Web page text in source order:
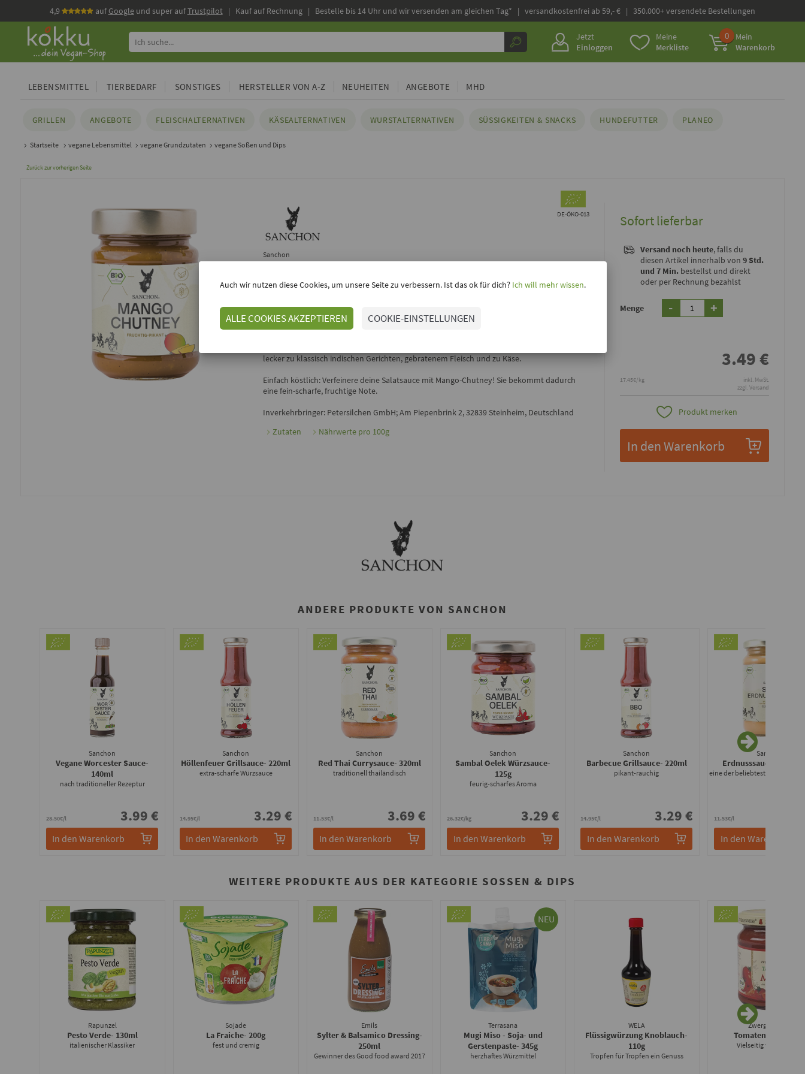
4,9 aufGoogleund super aufTrustpilot| Kauf auf Rechnung | Bestelle bis 14 Uhr und wir versenden am gleichen Tag* | versandkostenfrei ab 59,- € | 350.000+ versendete Bestellungen
Jetzt
Einloggen
Meine
Merkliste
0
Mein
Warenkorb
LEBENSMITTEL TIERBEDARF SONSTIGES HERSTELLER VON A-Z NEUHEITEN ANGEBOTE MHD
GRILLEN ANGEBOTE FLEISCHALTERNATIVEN KÄSEALTERNATIVEN WURSTALTERNATIVEN SÜSSIGKEITEN & SNACKS HUNDEFUTTER PLANEO
Startseite vegane Lebensmittel vegane Grundzutaten vegane Soßen und Dips
Zurück zur vorherigen Seite
DE-ÖKO-013
Sanchon
SANCHON - MANGO CHUTNEY
lecker zu klassisch indischen Gerichten, gebratenem Fleisch und zu Käse.
Einfach köstlich: Verfeinere deine Salatsauce mit Mango-Chutney! Sie bekommt dadurch
eine fein-scharfe, fruchtige Note.
Inverkehrbringer: Petersilchen GmbH; Am Piepenbrink 2, 32839 Steinheim, Deutschland
Zutaten
Nährwerte pro 100g
Sofort lieferbar
Versand noch heute, falls du
diesen Artikel innerhalb von 9 Std.
und 7 Min.bestellst und direkt
oder per Rechnung bezahlst
Menge - +
3.49€
17.45€/kg
inkl. MwSt.
zzgl. Versand
Produkt merken
In den Warenkorb
ANDERE PRODUKTE VON SANCHON
Sanchon
Vegane Worcester Sauce-
140ml
nach traditioneller Rezeptur
28.50€/l 3.99 €
In den Warenkorb
Sanchon
Höllenfeuer Grillsauce- 220ml
extra-scharfe Würzsauce
14.95€/l 3.29 €
In den Warenkorb
Sanchon
Red Thai Currysauce- 320ml
traditionell thailändisch
11.53€/l 3.69 €
In den Warenkorb
Sanchon
Sambal Oelek Würzsauce-
125g
feurig-scharfes Aroma
26.32€/kg 3.29 €
In den Warenkorb
Sanchon
Barbecue Grillsauce- 220ml
pikant-rauchig
14.95€/l 3.29 €
In den Warenkorb
Sanchon
Erdnusssauce Saté
eine der beliebtesten Saucen
11.53€/l
In den Warenkorb
WEITERE PRODUKTE AUS DER KATEGORIE SOSSEN & DIPS
Rapunzel
Pesto Verde- 130ml
italienischer Klassiker
Sojade
La Fraiche- 200g
fest und cremig
Emils
Sylter & Balsamico Dressing-
250ml
Gewinner des Good food award 2017
NEU
Terrasana
Mugi Miso - Soja- und
Gerstenpaste- 345g
herzhaftes Würzmittel
WELA
Flüssigwürzung Knoblauch-
110g
Tropfen für Tropfen ein Genuss
Zwergenwiese
Tomatenmark
Vielseitig verwendbar!
Auch wir nutzen diese Cookies, um unsere Seite zu verbessern. Ist das ok für dich?Ich will mehr wissen.
ALLE COOKIES AKZEPTIEREN COOKIE-EINSTELLUNGEN